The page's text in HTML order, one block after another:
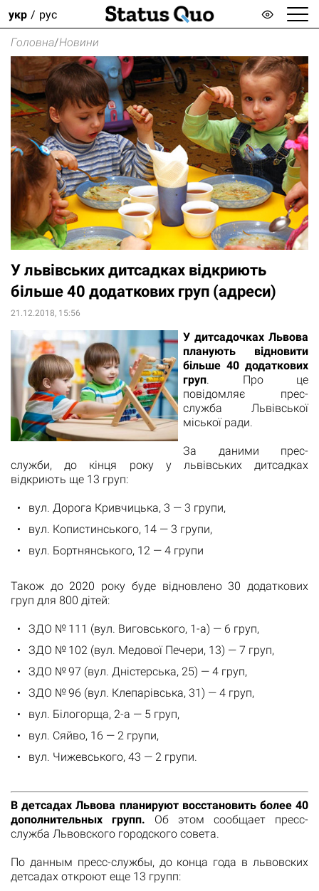
укр рус
Головна/Новини
У львівських дитсадках відкриють
більше 40 додаткових груп (адреси)
21.12.2018, 15:56
У дитсадочках Львова
планують відновити
більше 40 додаткових
груп. Про це
повідомляє прес-
служба Львівської
міської ради.
За даними прес-
служби, до кінця року у львівських дитсадках
відкриють ще 13 груп:
вул. Дорога Кривчицька, 3 — 3 групи,
вул. Копистинського, 14 — 3 групи,
вул. Бортнянського, 12 — 4 групи
Також до 2020 року буде відновлено 30 додаткових
груп для 800 дітей:
ЗДО № 111 (вул. Виговського, 1-а) — 6 груп,
ЗДО № 102 (вул. Медової Печери, 13) — 7 груп,
ЗДО № 97 (вул. Дністерська, 25) — 4 груп,
ЗДО № 96 (вул. Клепарівська, 31) — 4 груп,
вул. Білогорща, 2-а — 5 груп,
вул. Сяйво, 16 — 2 групи,
вул. Чижевського, 43 — 2 групи.
В детсадах Львова планируют восстановить более 40
дополнительных групп. Об этом сообщает пресс-
служба Львовского городского совета.
По данным пресс-службы, до конца года в львовских
детсадах откроют еще 13 групп: